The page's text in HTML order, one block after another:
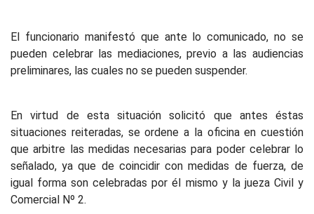
El funcionario manifestó que ante lo comunicado, no se
pueden celebrar las mediaciones, previo a las audiencias
preliminares, las cuales no se pueden suspender.
En virtud de esta situación solicitó que antes éstas
situaciones reiteradas, se ordene a la oficina en cuestión
que arbitre las medidas necesarias para poder celebrar lo
señalado, ya que de coincidir con medidas de fuerza, de
igual forma son celebradas por él mismo y la jueza Civil y
Comercial Nº 2.